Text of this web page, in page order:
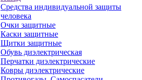
Средства индивидуальной защиты
человека
Очки защитные
Каски защитные
Щитки защитные
Обувь диэлектрическая
Перчатки диэлектрические
Ковры диэлектрические